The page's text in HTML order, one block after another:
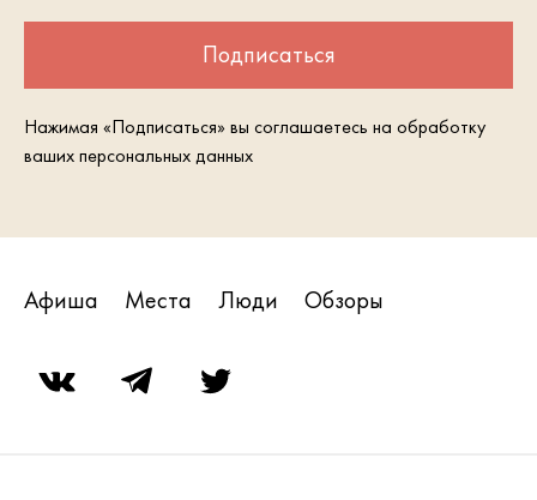
Подписаться
Нажимая «Подписаться» вы соглашаетесь на обработку
ваших персональных данных
Афиша Места Люди Обзоры